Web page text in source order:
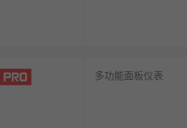
多功能面板仪表